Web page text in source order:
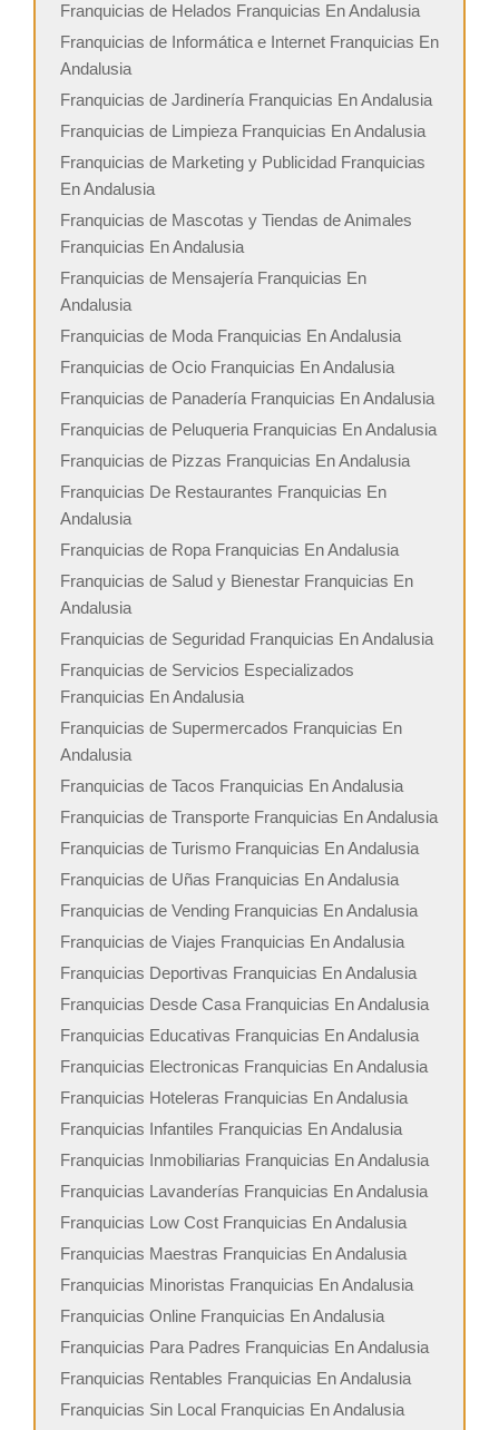
Franquicias de Helados Franquicias En Andalusia
Franquicias de Informática e Internet Franquicias En
Andalusia
Franquicias de Jardinería Franquicias En Andalusia
Franquicias de Limpieza Franquicias En Andalusia
Franquicias de Marketing y Publicidad Franquicias
En Andalusia
Franquicias de Mascotas y Tiendas de Animales
Franquicias En Andalusia
Franquicias de Mensajería Franquicias En
Andalusia
Franquicias de Moda Franquicias En Andalusia
Franquicias de Ocio Franquicias En Andalusia
Franquicias de Panadería Franquicias En Andalusia
Franquicias de Peluqueria Franquicias En Andalusia
Franquicias de Pizzas Franquicias En Andalusia
Franquicias De Restaurantes Franquicias En
Andalusia
Franquicias de Ropa Franquicias En Andalusia
Franquicias de Salud y Bienestar Franquicias En
Andalusia
Franquicias de Seguridad Franquicias En Andalusia
Franquicias de Servicios Especializados
Franquicias En Andalusia
Franquicias de Supermercados Franquicias En
Andalusia
Franquicias de Tacos Franquicias En Andalusia
Franquicias de Transporte Franquicias En Andalusia
Franquicias de Turismo Franquicias En Andalusia
Franquicias de Uñas Franquicias En Andalusia
Franquicias de Vending Franquicias En Andalusia
Franquicias de Viajes Franquicias En Andalusia
Franquicias Deportivas Franquicias En Andalusia
Franquicias Desde Casa Franquicias En Andalusia
Franquicias Educativas Franquicias En Andalusia
Franquicias Electronicas Franquicias En Andalusia
Franquicias Hoteleras Franquicias En Andalusia
Franquicias Infantiles Franquicias En Andalusia
Franquicias Inmobiliarias Franquicias En Andalusia
Franquicias Lavanderías Franquicias En Andalusia
Franquicias Low Cost Franquicias En Andalusia
Franquicias Maestras Franquicias En Andalusia
Franquicias Minoristas Franquicias En Andalusia
Franquicias Online Franquicias En Andalusia
Franquicias Para Padres Franquicias En Andalusia
Franquicias Rentables Franquicias En Andalusia
Franquicias Sin Local Franquicias En Andalusia